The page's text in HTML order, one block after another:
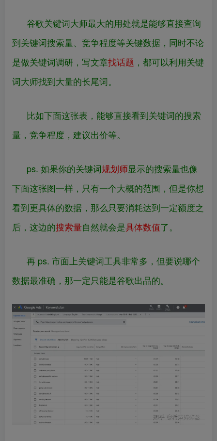
谷歌关键词大师最大的用处就是能够直接查询
到关键词搜索量、竞争程度等关键数据，同时不论
是做关键词调研，写文章找话题 ，都可以利用关键
词大师找到大量的长尾词。
比如下面这张表，能够直接看到关键词的搜索
量，竞争程度，建议出价等。
ps. 如果你的关键词规划师显示的搜索量也像
下面这张图一样，只有一个大概的范围，但是你想
看到更具体的数据，那么只要消耗达到一定额度之
后，这边的搜索量自然就会是具体数值了。
再 ps. 市面上关键词工具非常多，但要说哪个
数据最准确，那一定只能是谷歌出品的。